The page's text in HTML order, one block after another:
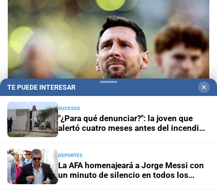
Rosario para despedir a su padre, Jorge Messi
Este viernesFrente al costo de vivir en Rosario, la UNR
TE PUEDE INTERESAR ✕
SUCESOS
"¿Para qué denunciar?": la joven que
alertó cuatro meses antes del incendio
DEPORTES
La AFA homenajeará a Jorge Messi con
un minuto de silencio en todos los